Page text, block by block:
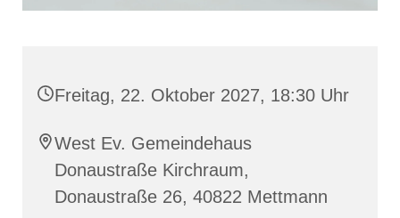
Freitag, 22. Oktober 2027, 18:30 Uhr
West Ev. Gemeindehaus
Donaustraße Kirchraum,
Donaustraße 26, 40822 Mettmann